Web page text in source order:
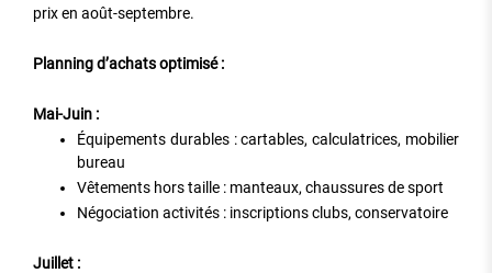
prix en août-septembre.
Planning d’achats optimisé :
Mai-Juin :
Équipements durables : cartables, calculatrices, mobilier
bureau
Vêtements hors taille : manteaux, chaussures de sport
Négociation activités : inscriptions clubs, conservatoire
Juillet :